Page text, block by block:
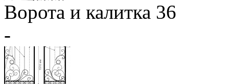
Ворота и калитка 36
-